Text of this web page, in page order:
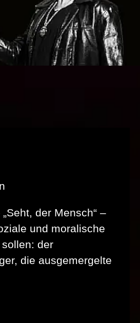
der Mensch“ –
und moralische
der
die ausgemergelte